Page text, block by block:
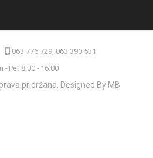
063 776 729, 063 390 531
- Pet 8:00 - 16:00
pridržana. Designed By MB